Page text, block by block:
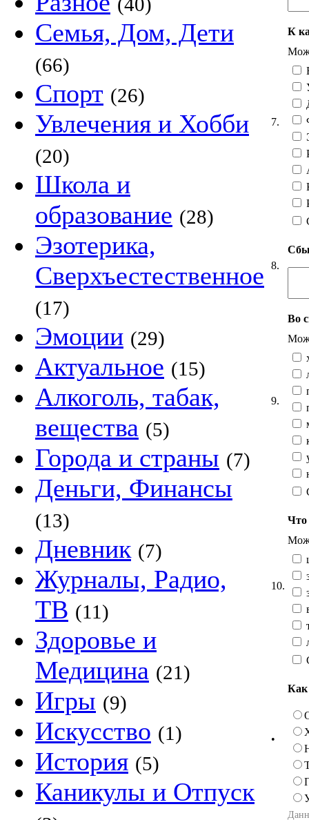
Семья, Дом, Дети
(66)
Спорт (26)
Увлечения и Хобби
(20)
Школа и
образование (28)
Эзотерика,
Сверхъестественное
(17)
Эмоции (29)
Актуальное (15)
Алкоголь, табак,
вещества (5)
Города и страны (7)
Деньги, Финансы
(13)
Дневник (7)
Журналы, Радио,
ТВ (11)
Здоровье и
Медицина (21)
Игры (9)
Искусство (1)
История (5)
Каникулы и Отпуск
7.
К
8.
9.
Во
10.
Что
•
Как